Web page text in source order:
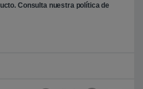
Consulta nuestra política de